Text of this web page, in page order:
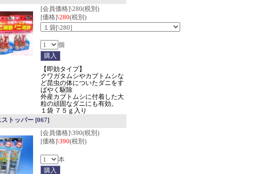
[会員価格]\280(税別)
[価格]\280(税別)
個
【即効タイプ】
クワガタムシやカブトムシな
ど昆虫の体についたダニをす
ばやく駆除
外産カブトムシに付着した大
粒の頑固なダニにも有効。
１袋 ７５ｇ入り
トッパー[067]
[会員価格]\390(税別)
[価格]\390(税別)
本